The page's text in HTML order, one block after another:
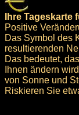
Ihre Tageskarte
Positive
Das Symbol des
resultierenden
Das bedeutet,
Ihnen ändern
von Sonne und
Riskieren Sie